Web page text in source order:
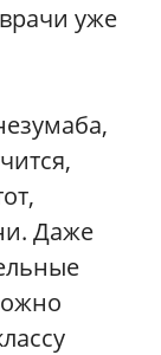
уже
Даже